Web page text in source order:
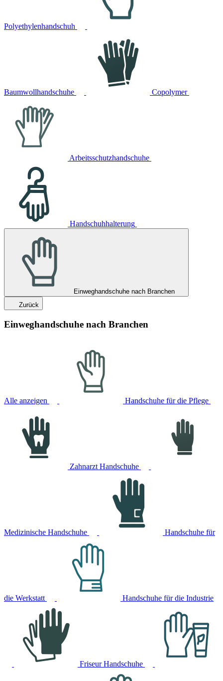
Polyethylenhandschuh
Baumwollhandschuhe Copolymer
Arbeitsschutzhandschuhe
Handschuhhalterung
Einweghandschuhe nach Branchen
Zurück
Einweghandschuhe nach Branchen
Alle anzeigen Handschuhe für die Pflege
Zahnarzt Handschuhe
Medizinische Handschuhe Handschuhe für
die Werkstatt Handschuhe für die Industrie
Friseur Handschuhe